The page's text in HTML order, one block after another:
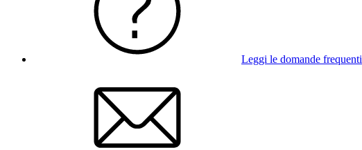
Leggi le domande frequenti